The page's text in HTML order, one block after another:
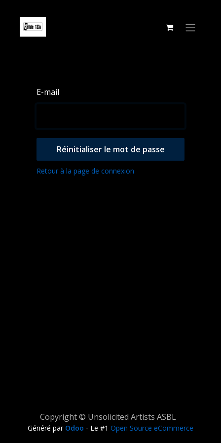
E-mail
Réinitialiser le mot de passe
Retour à la page de connexion
Copyright © Unsolicited Artists ASBL
Généré par Odoo - Le #1 Open Source eCommerce